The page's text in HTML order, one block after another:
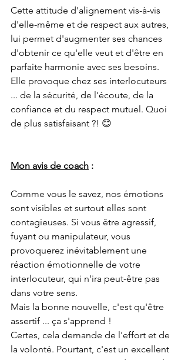
Cette attitude d'alignement vis-à-vis
d'elle-même et de respect aux autres,
lui permet d'augmenter ses chances
d'obtenir ce qu'elle veut et d'être en
parfaite harmonie avec ses besoins.
Elle provoque chez ses interlocuteurs
... de la sécurité, de l'écoute, de la
confiance et du respect mutuel. Quoi
de plus satisfaisant ?! 😊
Mon avis de coach :
Comme vous le savez, nos émotions
sont visibles et surtout elles sont
contagieuses. Si vous être agressif,
fuyant ou manipulateur, vous
provoquerez inévitablement une
réaction émotionnelle de votre
interlocuteur, qui n'ira peut-être pas
dans votre sens.
Mais la bonne nouvelle, c'est qu'être
assertif ... ça s'apprend !
Certes, cela demande de l'effort et de
la volonté. Pourtant, c'est un excellent